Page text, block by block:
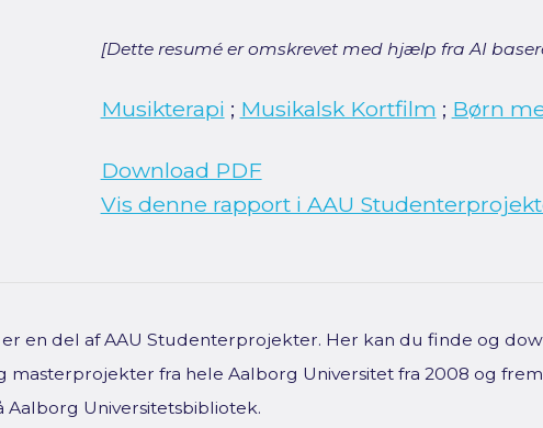
[Dette resumé er omskrevet med hjælp fra AI
Musikterapi ; Musikalsk Kortfilm ; Børn
Download PDF
Vis denne rapport i AAU
er en del af AAU Studenterprojekter. Her kan du finde og
masterprojekter fra hele Aalborg Universitet fra 2008 og
Aalborg Universitetsbibliotek.